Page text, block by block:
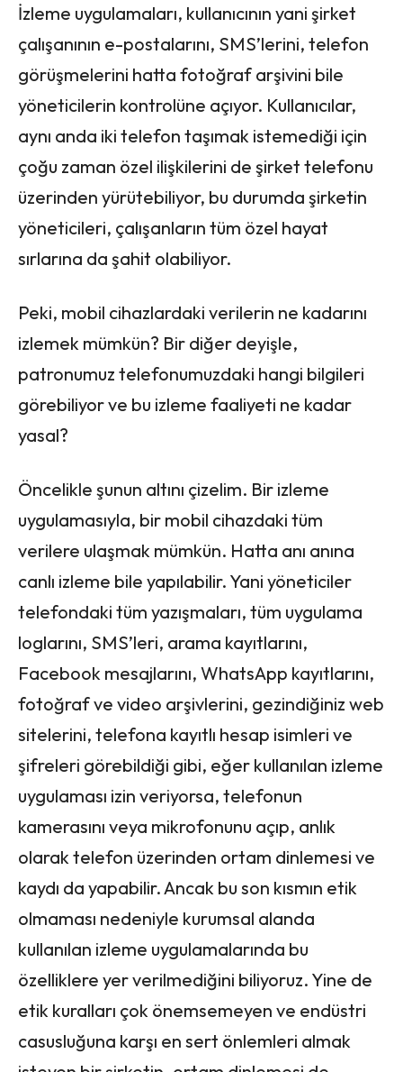
İzleme uygulamaları, kullanıcının yani şirket
çalışanının e-postalarını, SMS’lerini, telefon
görüşmelerini hatta fotoğraf arşivini bile
yöneticilerin kontrolüne açıyor. Kullanıcılar,
aynı anda iki telefon taşımak istemediği için
çoğu zaman özel ilişkilerini de şirket telefonu
üzerinden yürütebiliyor, bu durumda şirketin
yöneticileri, çalışanların tüm özel hayat
sırlarına da şahit olabiliyor.
Peki, mobil cihazlardaki verilerin ne kadarını
izlemek mümkün? Bir diğer deyişle,
patronumuz telefonumuzdaki hangi bilgileri
görebiliyor ve bu izleme faaliyeti ne kadar
yasal?
Öncelikle şunun altını çizelim. Bir izleme
uygulamasıyla, bir mobil cihazdaki tüm
verilere ulaşmak mümkün. Hatta anı anına
canlı izleme bile yapılabilir. Yani yöneticiler
telefondaki tüm yazışmaları, tüm uygulama
loglarını, SMS’leri, arama kayıtlarını,
Facebook mesajlarını, WhatsApp kayıtlarını,
fotoğraf ve video arşivlerini, gezindiğiniz web
sitelerini, telefona kayıtlı hesap isimleri ve
şifreleri görebildiği gibi, eğer kullanılan izleme
uygulaması izin veriyorsa, telefonun
kamerasını veya mikrofonunu açıp, anlık
olarak telefon üzerinden ortam dinlemesi ve
kaydı da yapabilir. Ancak bu son kısmın etik
olmaması nedeniyle kurumsal alanda
kullanılan izleme uygulamalarında bu
özelliklere yer verilmediğini biliyoruz. Yine de
etik kuralları çok önemsemeyen ve endüstri
casusluğuna karşı en sert önlemleri almak